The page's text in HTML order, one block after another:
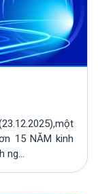
15 NĂM kinh
ng...